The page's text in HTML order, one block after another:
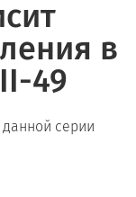
в
49
серии